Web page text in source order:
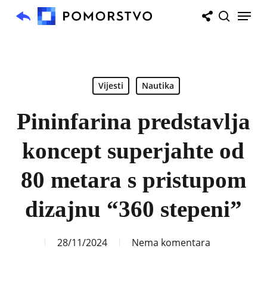
Menu
Vijesti Nautika
Pininfarina predstavlja
koncept superjahte od
80 metara s pristupom
dizajnu “360 stepeni”
28/11/2024 Nema komentara